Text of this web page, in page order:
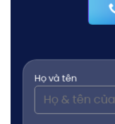
Họ và tên